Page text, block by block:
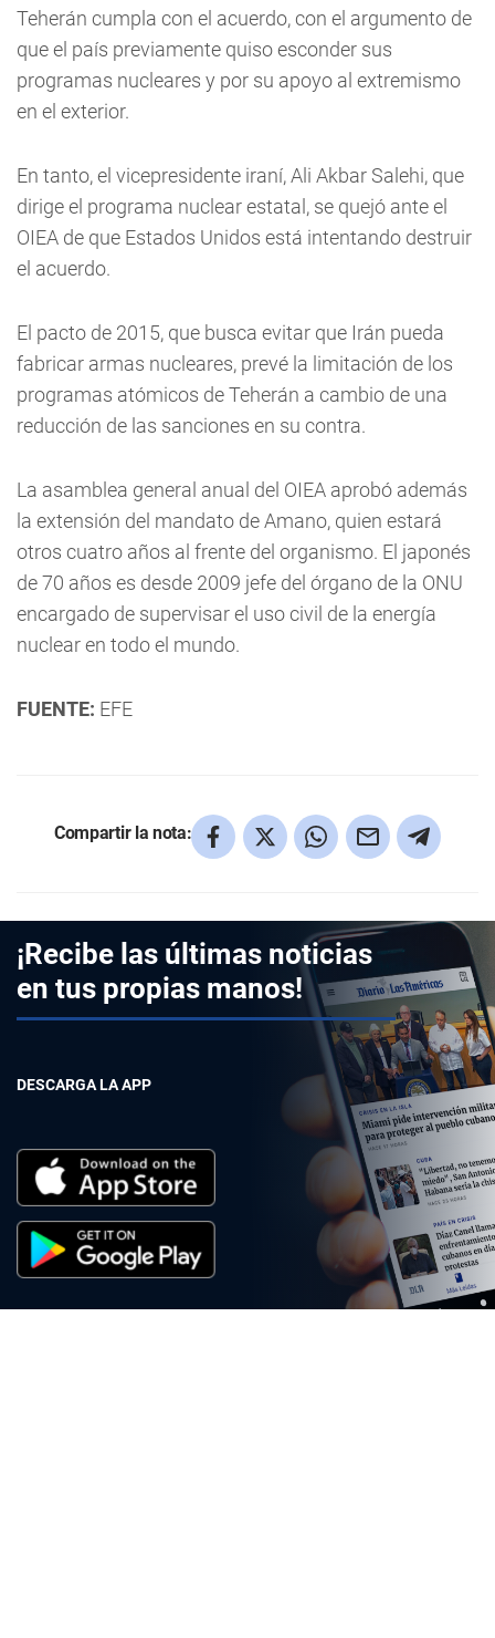
Teherán cumpla con el acuerdo, con el argumento de
que el país previamente quiso esconder sus
programas nucleares y por su apoyo al extremismo
en el exterior.
En tanto, el vicepresidente iraní, Ali Akbar Salehi, que
dirige el programa nuclear estatal, se quejó ante el
OIEA de que Estados Unidos está intentando destruir
el acuerdo.
El pacto de 2015, que busca evitar que Irán pueda
fabricar armas nucleares, prevé la limitación de los
programas atómicos de Teherán a cambio de una
reducción de las sanciones en su contra.
La asamblea general anual del OIEA aprobó además
la extensión del mandato de Amano, quien estará
otros cuatro años al frente del organismo. El japonés
de 70 años es desde 2009 jefe del órgano de la ONU
encargado de supervisar el uso civil de la energía
nuclear en todo el mundo.
FUENTE: EFE
Compartir la nota:
¡Recibe las últimas noticias
en tus propias manos!
DESCARGA LA APP